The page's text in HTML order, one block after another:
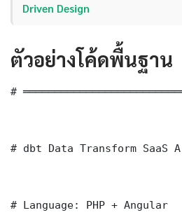
Driven Design
ตัวอย่างโค้ดพื้นฐาน
#
# dbt Data Transform SaaS
# Language: PHP + Angular